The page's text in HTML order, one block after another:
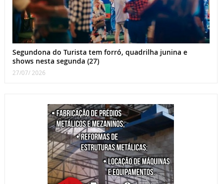
Segundona do Turista tem forró, quadrilha junina e
shows nesta segunda (27)
27/07/ 2026